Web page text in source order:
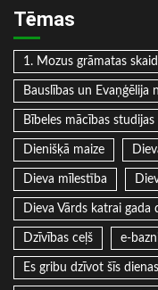
Tēmas
1. Mozus grāmatas
Bauslības un Evaņģēlija
Bībeles mācības studijas
Dienišķā maize
Dieva mīlestība
Dieva Vārds katrai gada
Dzīvības ceļš e-
Es gribu dzīvot šīs